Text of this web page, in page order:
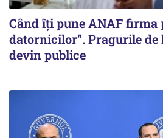
Când îți pune ANAF firma
datornicilor”. Pragurile de
devin publice